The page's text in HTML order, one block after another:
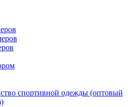
спортивной одежды (оптовый